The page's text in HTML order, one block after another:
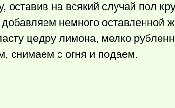
оставив на всякий случай пол
добавляем немного оставленной
цедру лимона, мелко
снимаем с огня и подаем.